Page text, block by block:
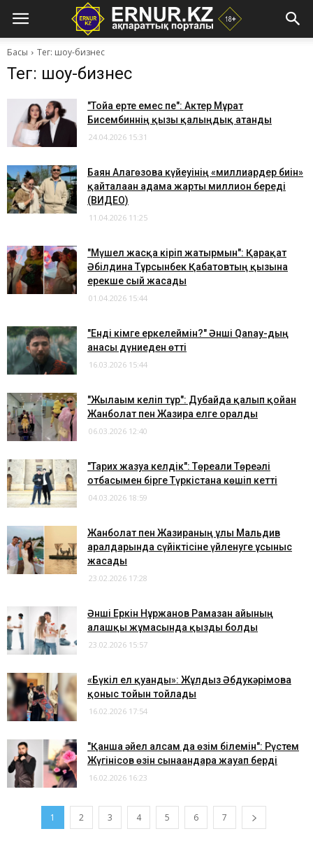
Басы Тег: шоу-бизнес
Тег: шоу-бизнес
"Тойға ерте емес пе": Актер Мұрат
Бисембиннің қызы қалыңдық атанды
24.04.2026 15:31
Баян Алагөзова күйеуінің «миллиардер биін»
қайталаған адамға жарты миллион береді
(ВИДЕО)
11.04.2026 11:25
"Мүшел жасқа кіріп жатырмын": Қарақат
Әбілдина Тұрсынбек Қабатовтың қызына
ерекше сый жасады
01.04.2026 15:44
"Енді кімге еркелеймін?" Әнші Qanay-дың
анасы дүниеден өтті
16.03.2026 15:44
"Жылағым келіп тұр": Дубайда қалып қойған
Жанболат пен Жазира елге оралды
06.03.2026 12:40
"Тарих жазуға келдік": Төреғали Төреәлі
отбасымен бірге Түркістанға көшіп кетті
04.03.2026 18:59
Жанболат пен Жазираның ұлы Мальдив
аралдарында сүйіктісіне үйленуге ұсыныс
жасады
23.02.2026 17:28
Әнші Еркін Нұржанов Рамазан айының
алғашқы жұмасында қызды болды
23.02.2026 15:57
«Бүкіл ел қуанды»: Жұлдыз Әбдукәрімова
қоныс тойын тойлады
16.02.2026 17:54
"Қанша әйел алсам да өзім білемін": Рүстем
Жүгінісов өзін сынағандарға жауап берді
16.02.2026 16:23
1 2 3 4 5 6 7